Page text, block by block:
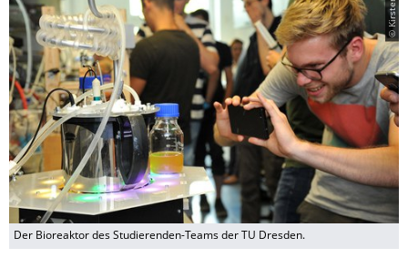
Der Bioreaktor des Studierenden-Teams der TU Dresden.